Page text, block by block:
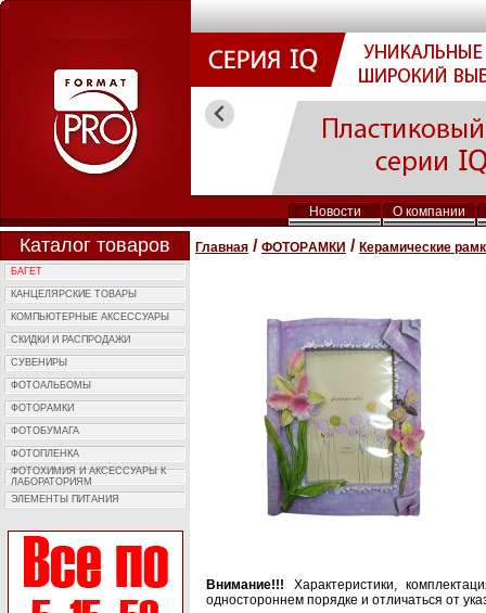
Новости О компании
Каталог товаров
БАГЕТ
КАНЦЕЛЯРСКИЕ ТОВАРЫ
КОМПЬЮTЕРНЫЕ АКСЕССУАРЫ
СКИДКИ И РАСПРОДАЖИ
СУВЕНИРЫ
ФОТОAЛЬБОМЫ
ФОТОPАМКИ
ФОТОБУМАГА
ФОТОПЛЕНКА
ФОТОХИМИЯ И АКCЕССУАРЫ К
ЛАБОРАТОРИЯМ
ЭЛЕМЕНТЫ ПИТАНИЯ
Главная / ФОТОPАМКИ / Керамические
Внимание!!! Характеристики,
одностороннем порядке и отличаться от